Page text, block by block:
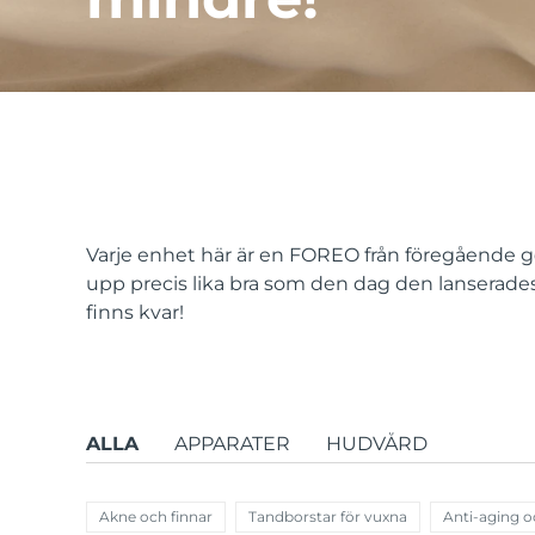
Varje enhet här är en FOREO från
upp precis lika bra som den dag den
finns kvar!
ALLA APPARATER HUDVÅRD
Akne och finnar Tandborstar för vuxna Anti-aging
issa™ Teeth Whitening Set
POPULÄR